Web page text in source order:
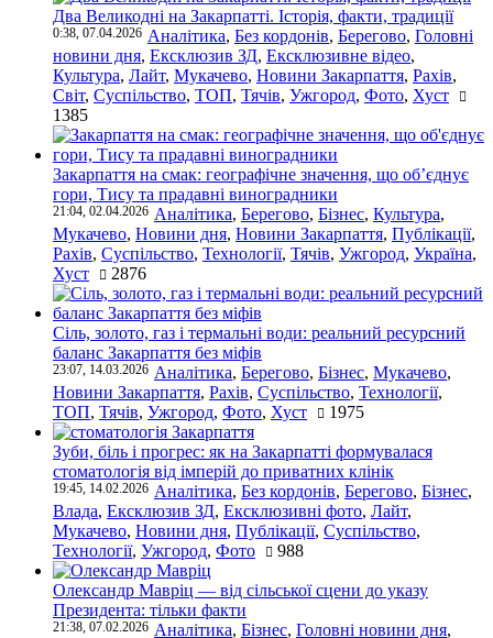
Два Великодні на Закарпатті. Історія, факти, традиції
0:38, 07.04.2026 Аналітика, Без кордонів, Берегово, Головні
новини дня, Ексклюзив ЗД, Ексклюзивне відео,
Культура, Лайт, Мукачево, Новини Закарпаття, Рахів,
Світ, Суспільство, ТОП, Тячів, Ужгород, Фото, Хуст
1385
Закарпаття на смак: географічне значення, що об’єднує
гори, Тису та прадавні виноградники
21:04, 02.04.2026 Аналітика, Берегово, Бізнес, Культура,
Мукачево, Новини дня, Новини Закарпаття, Публікації,
Рахів, Суспільство, Технології, Тячів, Ужгород, Україна,
Хуст
2876
Сіль, золото, газ і термальні води: реальний ресурсний
баланс Закарпаття без міфів
23:07, 14.03.2026 Аналітика, Берегово, Бізнес, Мукачево,
Новини Закарпаття, Рахів, Суспільство, Технології,
ТОП, Тячів, Ужгород, Фото, Хуст 1975
Зуби, біль і прогрес: як на Закарпатті формувалася
стоматологія від імперій до приватних клінік
19:45, 14.02.2026 Аналітика, Без кордонів, Берегово, Бізнес,
Влада, Ексклюзив ЗД, Ексклюзивні фото, Лайт,
Мукачево, Новини дня, Публікації, Суспільство,
Технології, Ужгород, Фото 988
Олександр Мавріц — від сільської сцени до указу
Президента: тільки факти
21:38, 07.02.2026 Аналітика, Бізнес, Головні новини дня,